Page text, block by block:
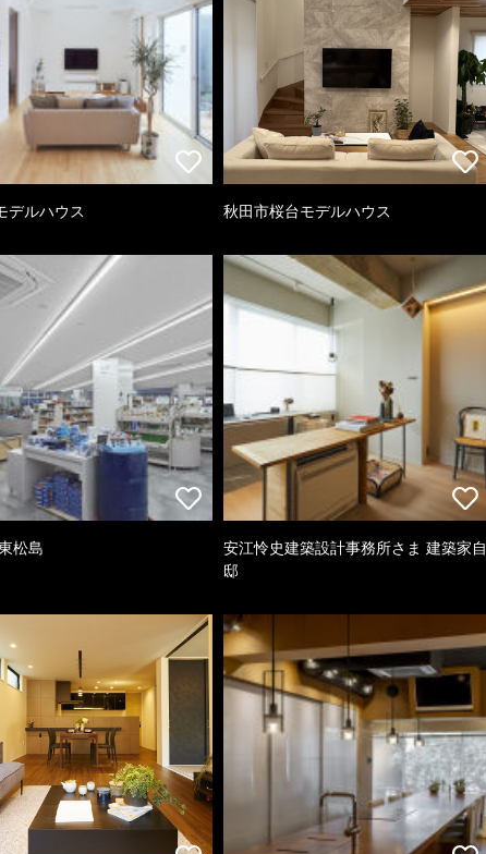
デルハウス 秋田市桜台モデルハウス
松島
安江怜史建築設計事務所さま 建築家自
邸